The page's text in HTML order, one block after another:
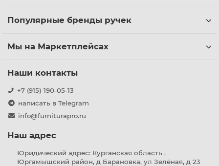
Популярные бренды ручек
Мы на Маркетплейсах
Наши контакты
+7 (915) 190-05-13
написать в Telegram
info@furniturapro.ru
Наш адрес
Юридический адрес: Курганская область ,
Юргамышский район, д Барановка, ул Зелёная, д 23